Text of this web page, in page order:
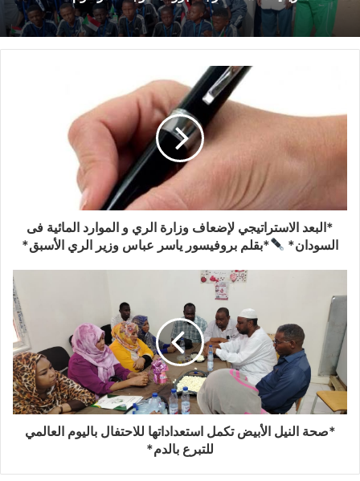
*البعد الاستراتيجي لإضعاف وزارة الري و الموارد المائية فى
السودان*
*بقلم بروفيسور ياسر عباس وزير الري الأسبق*
*صحة النيل الأبيض تكمل استعداداتها للاحتفال باليوم العالمي
للتبرع بالدم*